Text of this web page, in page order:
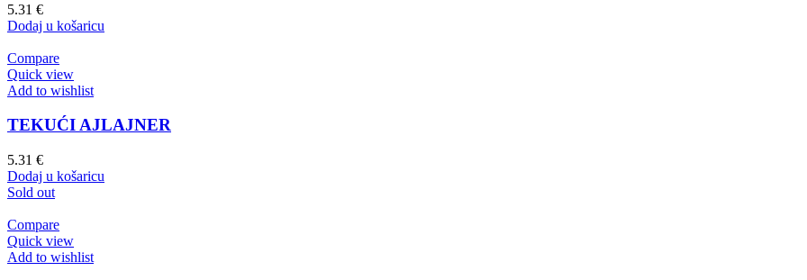
5.31 €
Dodaj u košaricu
Compare
Quick view
Add to wishlist
TEKUĆI AJLAJNER
5.31 €
Dodaj u košaricu
Sold out
Compare
Quick view
Add to wishlist